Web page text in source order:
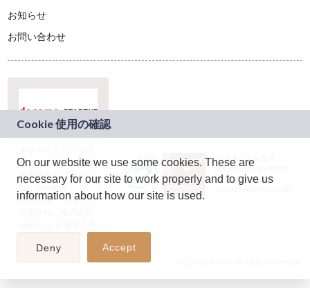
お知らせ
お問い合わせ
ドコモグループの新
規事業創出プログラ
ム「docomo
STARTUP」を通じて
JASRAC許諾番号：
9024936001Y45037
JASRAC許諾番号：
On our website we use some cookies. These are
necessary for our site to work properly and to give us
information about how our site is used.
Deny Accept